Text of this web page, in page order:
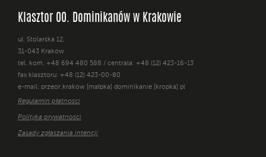
Klasztor OO. Dominikanów w Krakowie
ul. Stolarska 12,
31-043 Kraków
tel. kom. +48 694 480 588 / centrala: +48 (12) 423-16-13
fax klasztoru: +48 (12) 423-00-80
e-mail: przeor.krakow [małpka] dominikanie [kropka] pl
Regulamin płatności
Polityka prywatności
Zasady zgłaszania intencji